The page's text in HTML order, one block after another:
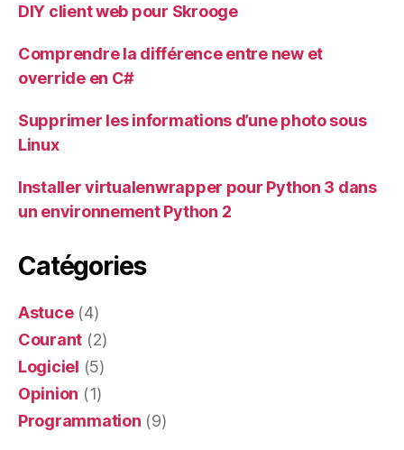
DIY client web pour Skrooge
Comprendre la différence entre new et
override en C#
Supprimer les informations d’une photo sous
Linux
Installer virtualenwrapper pour Python 3 dans
un environnement Python 2
Catégories
Astuce(4)
Courant (2)
Logiciel (5)
Opinion (1)
Programmation (9)